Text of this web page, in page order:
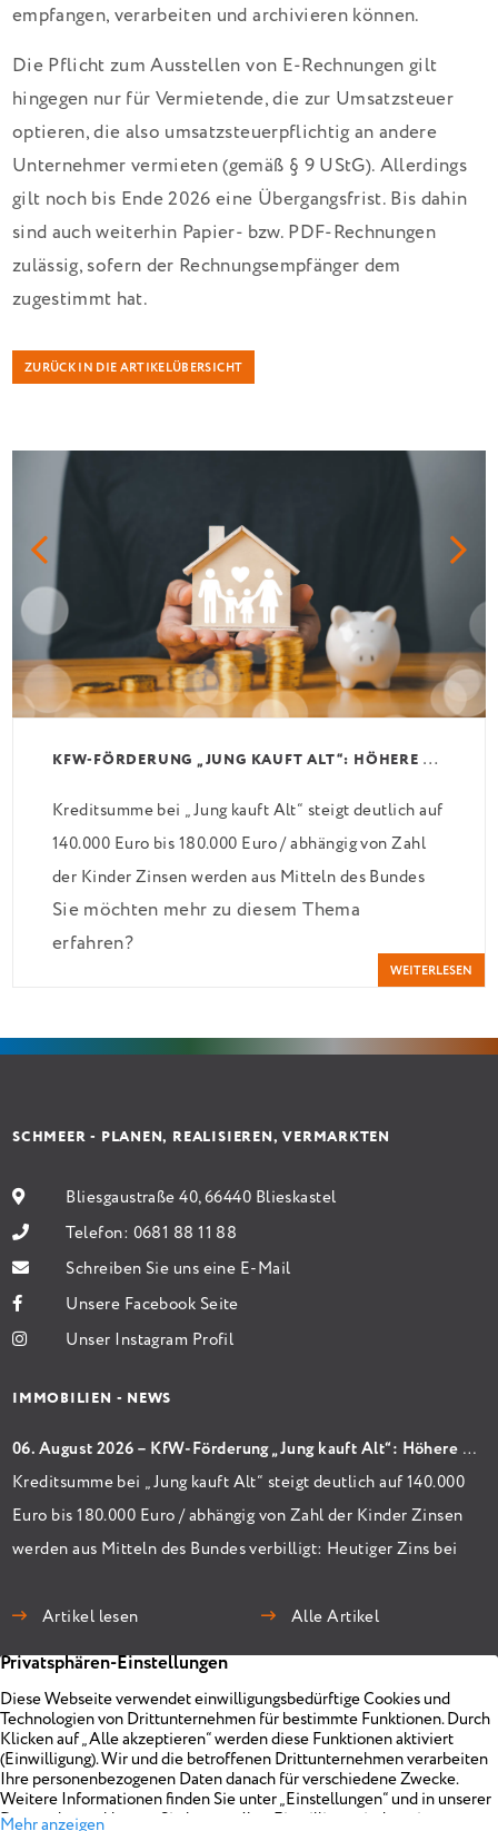
empfangen, verarbeiten und archivieren können.
Die Pflicht zum Ausstellen von E-Rechnungen gilt
hingegen nur für Vermietende, die zur Umsatzsteuer
optieren, die also umsatzsteuerpflichtig an andere
Unternehmer vermieten (gemäß § 9 UStG). Allerdings
gilt noch bis Ende 2026 eine Übergangsfrist. Bis dahin
sind auch weiterhin Papier- bzw. PDF-Rechnungen
zulässig, sofern der Rechnungsempfänger dem
zugestimmt hat.
ZURÜCK IN DIE ARTIKELÜBERSICHT
K
FW-FÖRDERUNG „JUNG KAUFT ALT“: HÖHERE KREDITE AB AUGUST 2026
Kreditsumme bei „Jung kauft Alt“ steigt deutlich auf
140.000 Euro bis 180.000 Euro / abhängig von Zahl
der Kinder Zinsen werden aus Mitteln des Bundes
verbilligt: Heutiger Zins bei 0,53 Prozent effektiv
bei 35 Jahren Laufzeit und 10 Jahren Zinsbindung
Antragstellende verpflichten sich zu energetischer
Sanierung in Einzelmaßnahmen […]
Sie möchten mehr zu diesem Thema
erfahren?
WEITERLESEN
SCHMEER - PLANEN, REALISIEREN, VERMARKTEN
Bliesgaustraße 40, 66440 Blieskastel
Telefon: 0681 88 11 88
Schreiben Sie uns eine E-Mail
Unsere Facebook Seite
Unser Instagram Profil
IMMOBILIEN - NEWS
06. August 2026 – KfW-Förderung „Jung kauft Alt“: Höhere Kredite ab August 2026
Kreditsumme bei „Jung kauft Alt“ steigt deutlich auf 140.000
Euro bis 180.000 Euro / abhängig von Zahl der Kinder Zinsen
werden aus Mitteln des Bundes verbilligt: Heutiger Zins bei
Zinsbindung Antragstellende verpflichten sich zu
energetischer Sanierung binnen 54 Monaten nach
Artikel lesen Alle Artikel
Immobilien
Unternehmen
Projekte
Planen